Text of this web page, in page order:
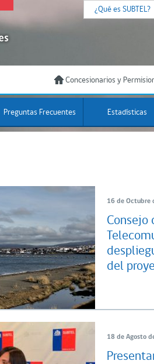
¿Qué es SUBTEL?
Concesionarios y
Preguntas Frecuentes Estadísticas
16 de Octubre
Consejo
del
18 de Agosto